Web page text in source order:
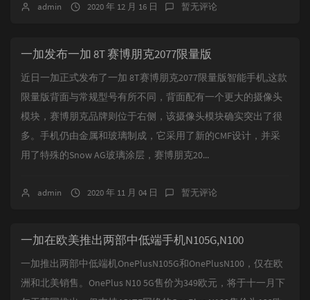
admin 2020 年 12 月 16 日 暂无评论
一加发布一加 8T 赛博朋克2077限量版
近日一加正式发布了一加 8T赛博朋克2077限量版智能手机,这款
限量版背面与常规型号有所不同，背面配有一个更大的摄像头
模块，赛博朋克品牌则位于右侧，该摄像头模块确实突出了很
多。手机仍由金属和玻璃制成，它采用了新的CMF设计，并采
用了特殊的Snow AG玻璃涂层，赛博朋克20...
admin 2020 年 11 月 04 日 暂无评论
一加在欧美推出两部中低端手机N105G,N100
一加推出两部中低端机OnePlusN105G和OnePlusN100，仅在欧
洲和北美销售。OnePlus N10 5G售价为349欧元，将于十一月下